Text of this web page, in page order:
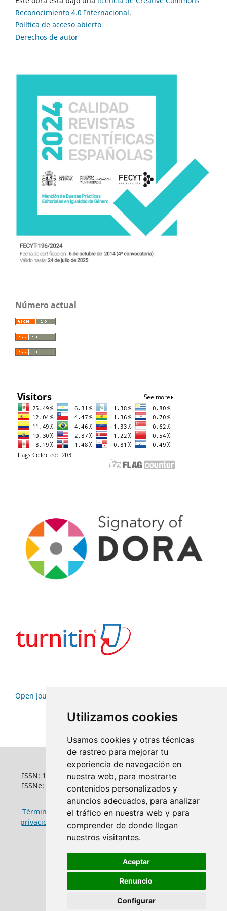
Utilizamos cookies
Usamos cookies y otras técnicas
de rastreo para mejorar tu
experiencia de navegación en
nuestra web, para mostrarte
contenidos personalizados y
anuncios adecuados, para analizar
el tráfico en nuestra web y para
comprender de donde llegan
nuestros visitantes.
Aceptar
Renuncio
Configurar
Reconocimiento 4.0 Internacional.
Política de acceso abierto
Derechos de autor
Número actual
Open Journal Systems
ISSN: 1022-6508
ISSNe: 1681-5653
Términos y condiciones de uso|Política de
privacidad
Política de cookies